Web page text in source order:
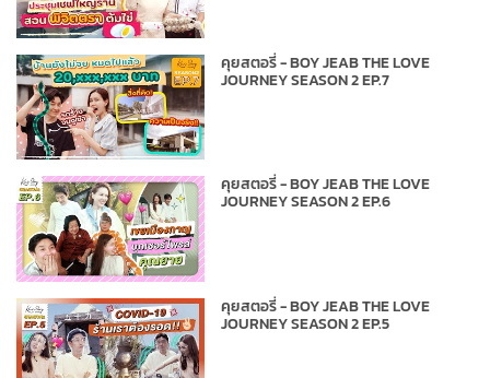
คุยสตอรี่ - BOY JEAB THE LOVE
JOURNEY SEASON 2 EP.7
คุยสตอรี่ - BOY JEAB THE LOVE
JOURNEY SEASON 2 EP.6
คุยสตอรี่ - BOY JEAB THE LOVE
JOURNEY SEASON 2 EP.5